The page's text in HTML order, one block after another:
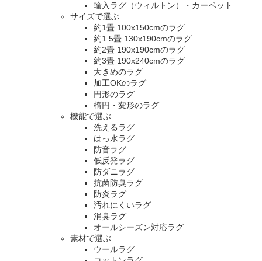
輸入ラグ（ウィルトン）・カーペット
サイズで選ぶ
約1畳 100x150cmのラグ
約1.5畳 130x190cmのラグ
約2畳 190x190cmのラグ
約3畳 190x240cmのラグ
大きめのラグ
加工OKのラグ
円形のラグ
楕円・変形のラグ
機能で選ぶ
洗えるラグ
はっ水ラグ
防音ラグ
低反発ラグ
防ダニラグ
抗菌防臭ラグ
防炎ラグ
汚れにくいラグ
消臭ラグ
オールシーズン対応ラグ
素材で選ぶ
ウールラグ